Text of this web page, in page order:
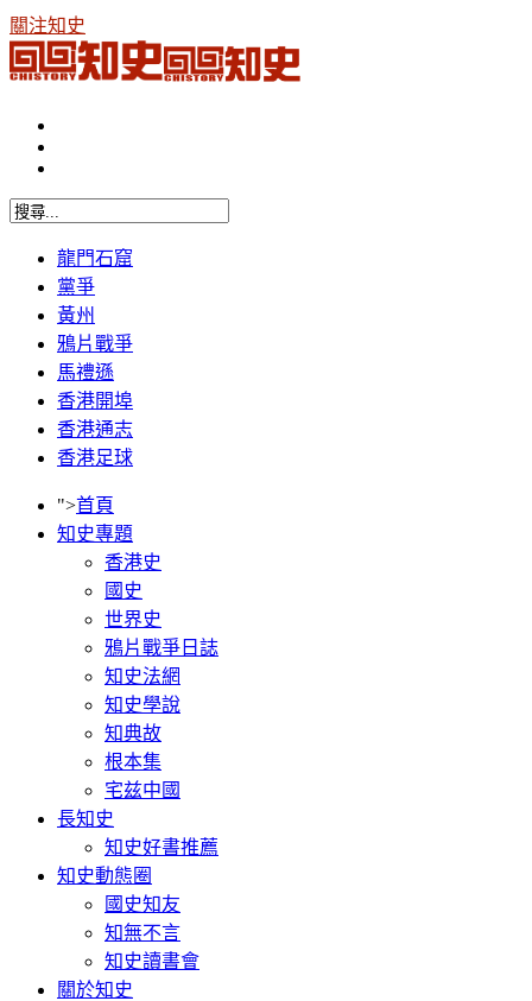
關注知史
龍門石窟
黨爭
黃州
鴉片戰爭
馬禮遜
香港開埠
香港通志
香港足球
">首頁
知史專題
香港史
國史
世界史
鴉片戰爭日誌
知史法網
知史學說
知典故
根本集
宅兹中國
長知史
知史好書推薦
知史動態圈
國史知友
知無不言
知史讀書會
關於知史